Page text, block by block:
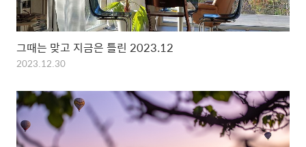
그때는 맞고 지금은 틀린 2023.12
2023.12.30